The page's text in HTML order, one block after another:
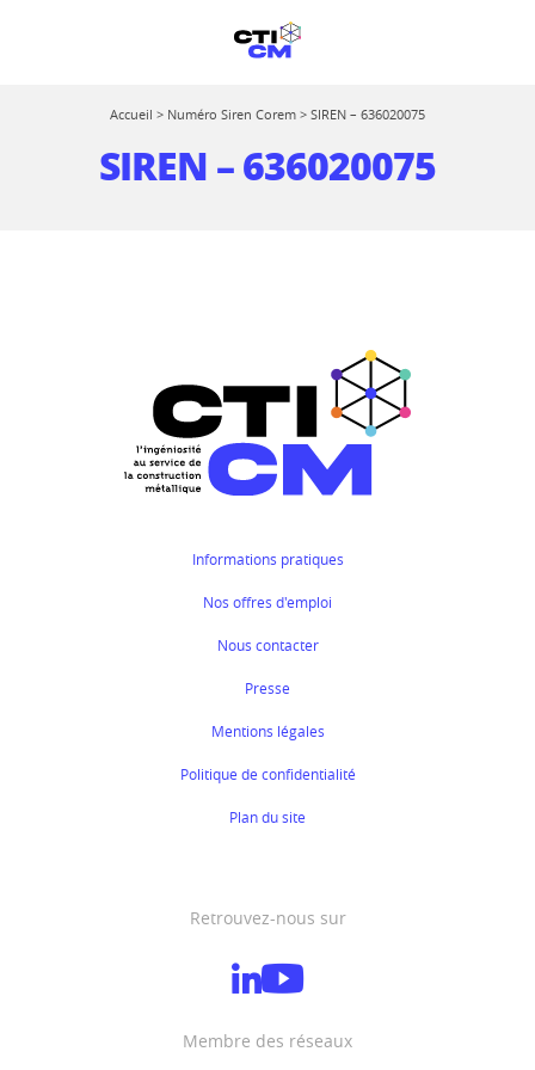
Accueil > Numéro Siren Corem > SIREN – 636020075
SIREN – 636020075
Informations pratiques
Nos offres d'emploi
Nous contacter
Presse
Mentions légales
Politique de confidentialité
Plan du site
Retrouvez-nous sur
Membre des réseaux